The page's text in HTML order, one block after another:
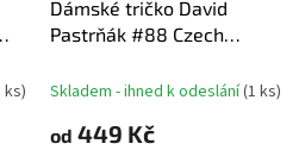
ks)
Dámské tričko David
Pastrňák #88 Czech
Navy
Skladem - ihned k odeslání(1 ks)
od 449 Kč